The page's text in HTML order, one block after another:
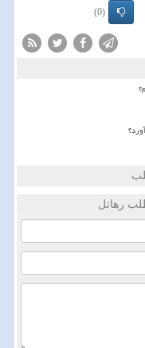
(0)
رهاتل